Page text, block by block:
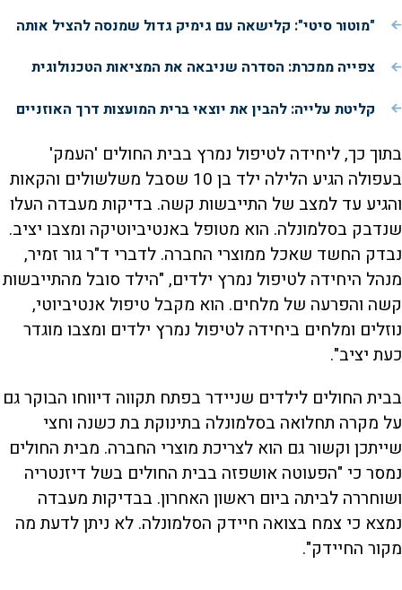
"מוטור סיטי": קלישאה עם גימיק גדול שמנסה להציל אותה
צפייה ממכרת: הסדרה שניבאה את המציאות הטכנולוגית
קליטת עלייה: להבין את יוצאי ברית המועצות דרך האוזניים
בתוך כך, ליחידה לטיפול נמרץ בבית החולים 'העמק'
בעפולה הגיע הלילה ילד בן 10 שסבל משלשולים והקאות
והגיע עד למצב של התייבשות קשה. בדיקות מעבדה העלו
שנדבק בסלמונלה. הוא מטופל באנטיביוטיקה ומצבו יציב.
נבדק החשד שאכל ממוצרי החברה. לדברי ד"ר גור זמיר,
מנהל היחידה לטיפול נמרץ ילדים, "הילד סובל מהתייבשות
קשה והפרעה של מלחים. הוא מקבל טיפול אנטיביוטי,
נוזלים ומלחים ביחידה לטיפול נמרץ ילדים ומצבו מוגדר
כעת יציב".
בבית החולים לילדים שניידר בפתח תקווה דיווחו הבוקר גם
על מקרה תחלואה בסלמונלה בתינוקת בת כשנה וחצי
שייתכן וקשור גם הוא לצריכת מוצרי החברה. מבית החולים
נמסר כי "הפעוטה אושפזה בבית החולים בשל דיזנטריה
ושוחררה לביתה ביום ראשון האחרון. בבדיקות מעבדה
נמצא כי צמח בצואה חיידק הסלמונלה. לא ניתן לדעת מה
מקור החיידק".